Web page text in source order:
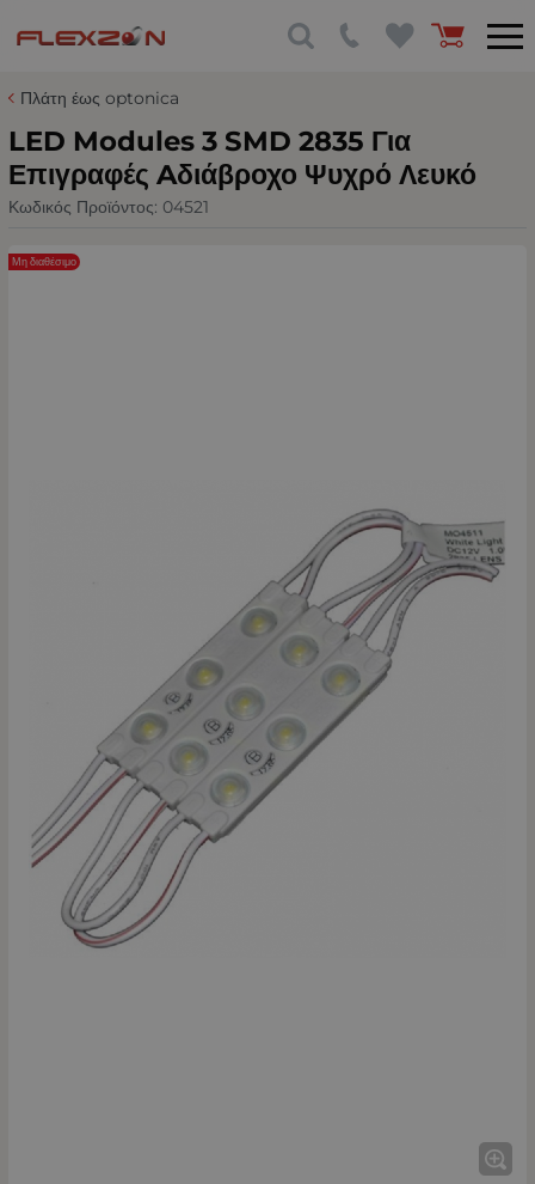
Πλάτη έως optonica
LED Modules 3 SMD 2835 Για
Επιγραφές Aδιάβροχο Ψυχρό Λευκό
Κωδικός Προϊόντος: 04521
Μη διαθέσιμο